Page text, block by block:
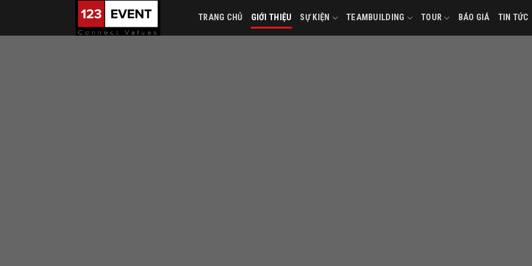
content
TRANG CHỦ GIỚI THIỆU SỰ KIỆN TEAMBUILDING TOUR BÁO GIÁ TIN TỨC